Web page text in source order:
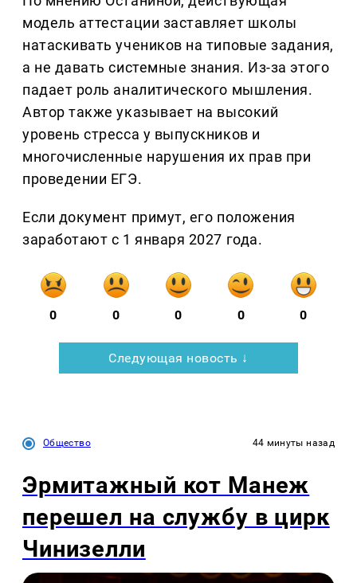
модель аттестации заставляет школы
натаскивать учеников на типовые задания,
а не давать системные знания. Из-за этого
падает роль аналитического мышления.
Автор также указывает на высокий
уровень стресса у выпускников и
многочисленные нарушения их прав при
проведении ЕГЭ.
Если документ примут, его положения
заработают с 1 января 2027 года.
0 0 0 0 0
Следующая новость ↓
Общество 44 минуты назад
Эрмитажный кот Манеж
перешел на службу в цирк
Чинизелли